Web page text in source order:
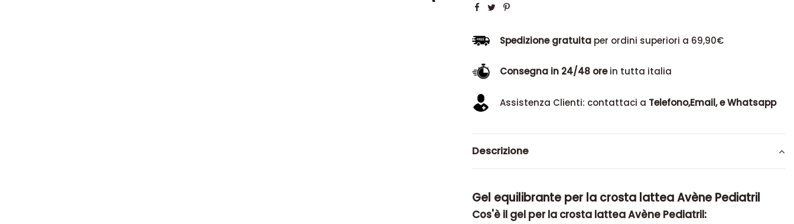
Spedizione gratuitaper ordini superiori a 69,90€
Consegna in 24/48 orein tutta italia
Assistenza Clienti: contattaci a Telefono,Email, e Whatsapp
Descrizione
Gel equilibrante per la crosta lattea Avène Pediatril
Cos'è il gel per la crosta lattea Avène Pediatril: